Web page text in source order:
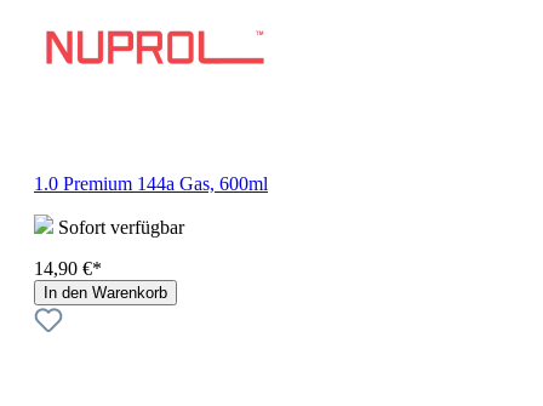
1.0 Premium 144a Gas, 600ml
Sofort verfügbar
14,90 €*
In den Warenkorb